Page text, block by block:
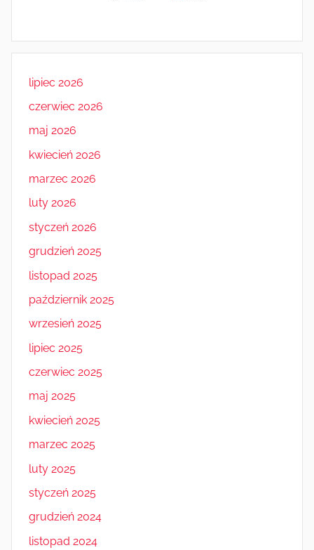
lipiec 2026
czerwiec 2026
maj 2026
kwiecień 2026
marzec 2026
luty 2026
styczeń 2026
grudzień 2025
listopad 2025
październik 2025
wrzesień 2025
lipiec 2025
czerwiec 2025
maj 2025
kwiecień 2025
marzec 2025
luty 2025
styczeń 2025
grudzień 2024
listopad 2024